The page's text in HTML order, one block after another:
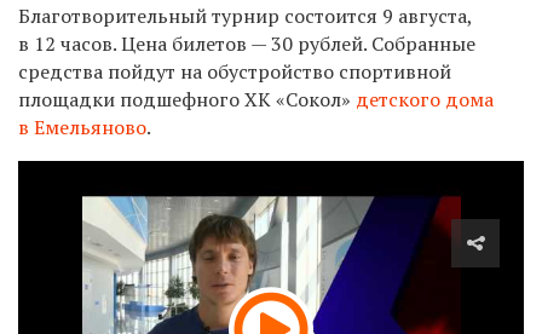
Благотворительный турнир состоится 9 августа,
в 12 часов. Цена билетов — 30 рублей. Собранные
средства пойдут на обустройство спортивной
площадки подшефного ХК «Сокол» детского дома
в Емельяново.